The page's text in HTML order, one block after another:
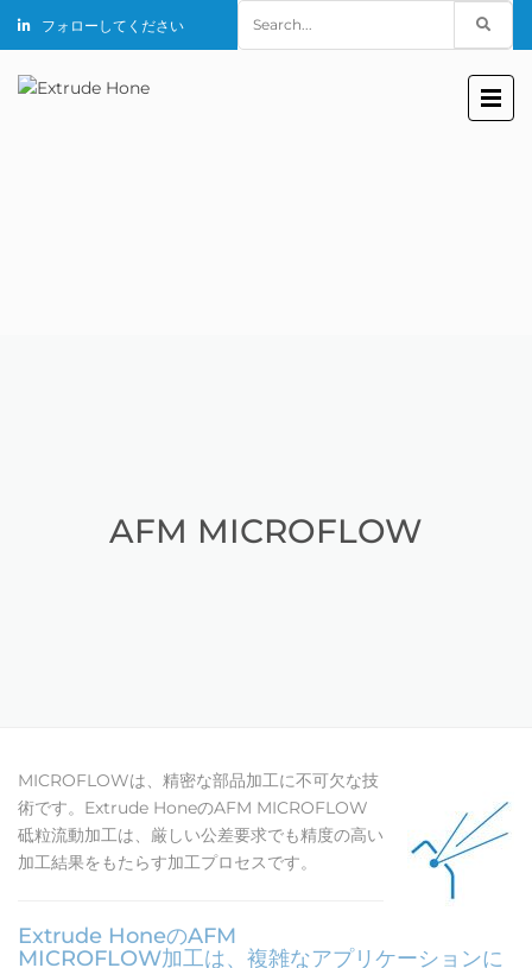
フォローしてください
for:
AFM MICROFLOW
MICROFLOWは、精密な部品加工に不可欠な技
術です。Extrude HoneのAFM MICROFLOW
砥粒流動加工は、厳しい公差要求でも精度の高い
加工結果をもたらす加工プロセスです。
Extrude HoneのAFM
MICROFLOW加工は、複雑なアプリケーションに